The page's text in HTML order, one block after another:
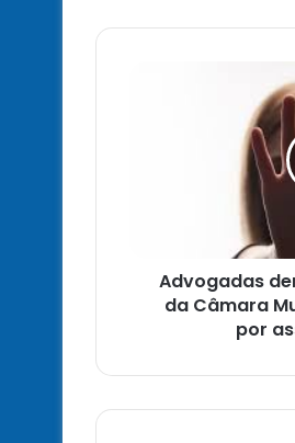
assédioAdvogadas
da Câmara
por